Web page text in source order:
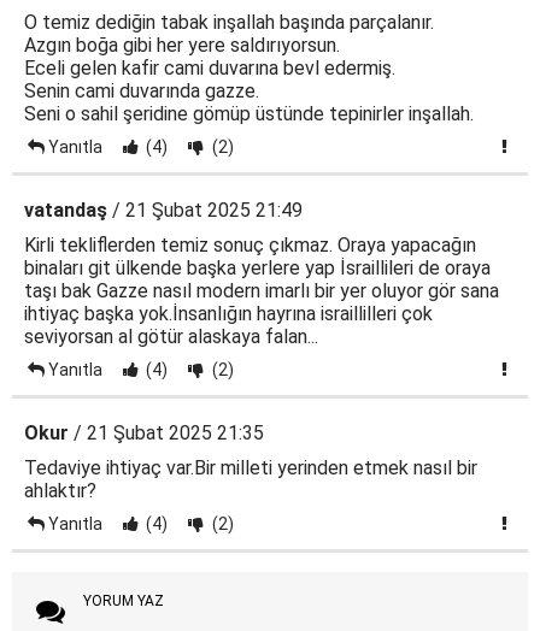
O temiz dediğin tabak inşallah başında parçalanır.
Azgın boğa gibi her yere saldırıyorsun.
Eceli gelen kafir cami duvarına bevl edermiş.
Senin cami duvarında gazze.
Seni o sahil şeridine gömüp üstünde tepinirler inşallah.
Yanıtla (4) (2)
vatandaş / 21 Şubat 2025 21:49
Kirli tekliflerden temiz sonuç çıkmaz. Oraya yapacağın
binaları git ülkende başka yerlere yap İsraillileri de oraya
taşı bak Gazze nasıl modern imarlı bir yer oluyor gör sana
ihtiyaç başka yok.İnsanlığın hayrına israillilleri çok
seviyorsan al götür alaskaya falan...
Yanıtla (4) (2)
Okur / 21 Şubat 2025 21:35
Tedaviye ihtiyaç var.Bir milleti yerinden etmek nasıl bir
ahlaktır?
Yanıtla (4) (2)
YORUM YAZ